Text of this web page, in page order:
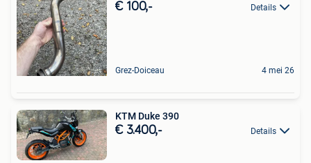
€ 100,- Details
Grez-Doiceau 4 mei 26
KTM Duke 390
€ 3.400,- Details